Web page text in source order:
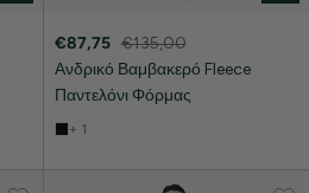
€87,75 €135,00
Ανδρικό Βαμβακερό Fleece
Παντελόνι Φόρμας
+ 1